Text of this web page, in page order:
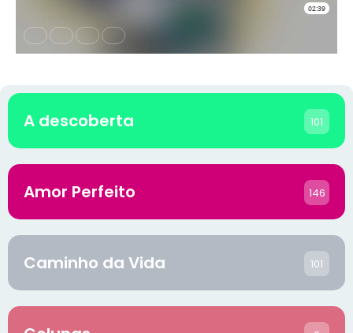
A descoberta 101
Amor Perfeito 146
Caminho da Vida 101